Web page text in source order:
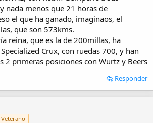
nada menos que 21 horas de
el que ha ganado, imaginaos, el
que son 573kms.
reina, que es la de 200millas, ha
Crux, con ruedas 700, y han
2 primeras posiciones con Wurtz y Beers
Responder
Veterano